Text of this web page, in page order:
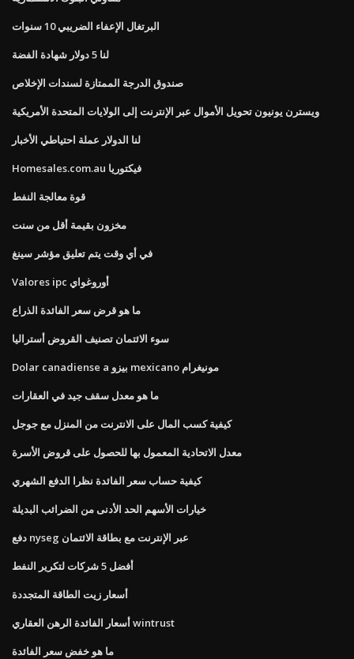
البرتغال الإعفاء الضريبي 10 سنوات
لنا 5 دولار شهادة الفضة
صندوق الدرجة الممتازة لسندات الإخلاص
ويسترن يونيون تحويل الأموال عبر الإنترنت إلى الولايات المتحدة الأمريكية
لنا الدولار عملة احتياطي الأخبار
Homesales.com.au فيكتوريا
قوة معالجة النفط
مخزون بقيمة أقل من سنت
في أي وقت يتم تعليق مؤشر سينغ
Valores ipc أوروغواي
ما هو قرض سعر الفائدة الذراع
سوء الائتمان تصنيف القروض أستراليا
Dolar canadiense a بيزو mexicano مونيغرام
ما هو معدل سقف جيد في العقارات
كيفية كسب المال على الانترنت من المنزل مع جوجل
معدل الاتحادية المعمول بها للحصول على قروض الأسرة
كيفية حساب سعر الفائدة نظرا الدفع الشهري
خيارات الأسهم الحد الأدنى من الضرائب البديلة
دفع nyseg عبر الإنترنت مع بطاقة الائتمان
أفضل 5 شركات لتكرير النفط
أسعار زيت الطاقة المتجددة
أسعار الفائدة الرهن العقاري wintrust
ما هو خفض سعر الفائدة